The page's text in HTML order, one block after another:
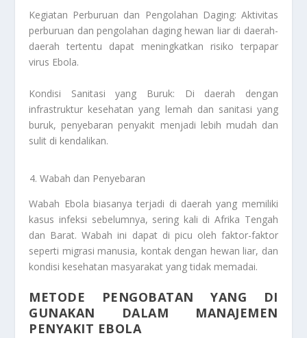
Kegiatan Perburuan dan Pengolahan Daging: Aktivitas
perburuan dan pengolahan daging hewan liar di daerah-
daerah tertentu dapat meningkatkan risiko terpapar
virus Ebola.
Kondisi Sanitasi yang Buruk: Di daerah dengan
infrastruktur kesehatan yang lemah dan sanitasi yang
buruk, penyebaran penyakit menjadi lebih mudah dan
sulit di kendalikan.
Wabah dan Penyebaran
Wabah Ebola biasanya terjadi di daerah yang memiliki
kasus infeksi sebelumnya, sering kali di Afrika Tengah
dan Barat. Wabah ini dapat di picu oleh faktor-faktor
seperti migrasi manusia, kontak dengan hewan liar, dan
kondisi kesehatan masyarakat yang tidak memadai.
METODE PENGOBATAN YANG DI
GUNAKAN DALAM MANAJEMEN
PENYAKIT EBOLA